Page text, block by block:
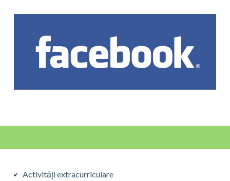
Sidebarul
Activități extracurriculare